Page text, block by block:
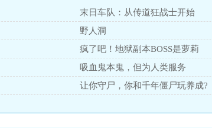
末日车队：从传道狂战士开始
野人洞
疯了吧！地狱副本BOSS是萝莉
吸血鬼本鬼，但为人类服务
让你守尸，你和千年僵尸玩养成?